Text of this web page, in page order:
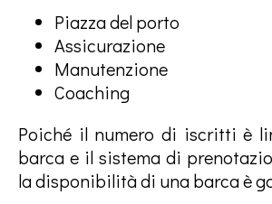
Piazza del porto
Assicurazione
Manutenzione
Coaching
Poiché il numero di iscritti è
barca e il sistema di
la disponibilità di una barca è